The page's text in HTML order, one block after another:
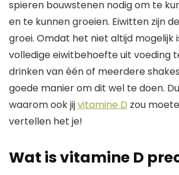
spieren bouwstenen nodig om te
en te kunnen groeien. Eiwitten zijn
groei. Omdat het niet altijd mogelijk
volledige eiwitbehoefte uit voeding
drinken van één of meerdere
goede manier om dit wel te doen.
waarom ook jijvitamine D zou
vertellen het je!
Wat is vitamine D